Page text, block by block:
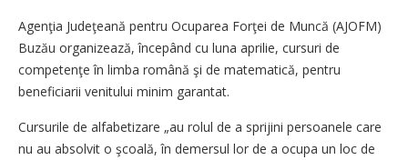
Agenţia Judeţeană pentru Ocuparea Forţei de Muncă (AJOFM)
Buzău organizează, începând cu luna aprilie, cursuri de
competenţe în limba română şi de matematică, pentru
beneficiarii venitului minim garantat.
Cursurile de alfabetizare „au rolul de a sprijini persoanele care
nu au absolvit o şcoală, în demersul lor de a ocupa un loc de